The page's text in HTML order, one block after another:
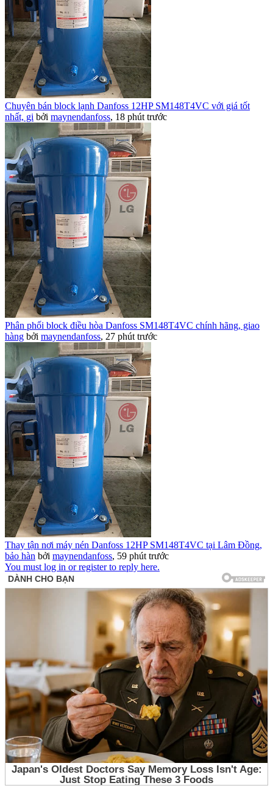
Chuyên bán block lạnh Danfoss 12HP SM148T4VC với giá tốt
nhất, gi bởi maynendanfoss, 18 phút trước
Phân phối block điều hòa Danfoss SM148T4VC chính hãng, giao
hàng bởi maynendanfoss, 27 phút trước
Thay tận nơi máy nén Danfoss 12HP SM148T4VC tại Lâm Đồng,
bảo hàn bởi maynendanfoss, 59 phút trước
You must log in or register to reply here.